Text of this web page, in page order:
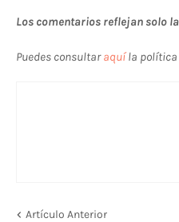
Los comentarios reflejan solo
Puedes consultaraquíla política
Artículo Anterior